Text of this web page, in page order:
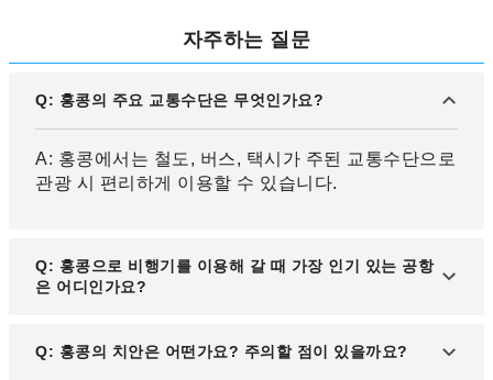
자주하는 질문
Q: 홍콩의 주요 교통수단은 무엇인가요?
A: 홍콩에서는 철도, 버스, 택시가 주된 교통수단으로
관광 시 편리하게 이용할 수 있습니다.
Q: 홍콩으로 비행기를 이용해 갈 때 가장 인기 있는 공항
은 어디인가요?
A: '홍콩 국제공항'은 세계 최고 수준의 공항 중 하나
Q: 홍콩의 치안은 어떤가요? 주의할 점이 있을까요?